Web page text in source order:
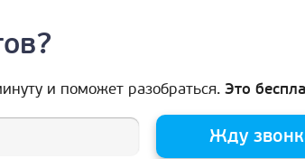
и поможет разобраться. Это
Жду